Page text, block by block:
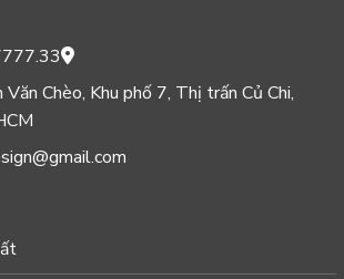
Chèo, Khu phố 7, Thị trấn Củ Chi,